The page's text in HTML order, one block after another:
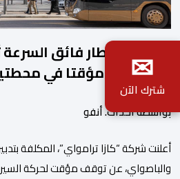
أشغال القطار فائق
الباصواي" مؤقتا في
بواسطة أحداث. أنفو
أعلنت شركة “كازا ترامواي”، المكلفة
والباصواي، عن توقف مؤقت لحركة
✉
شترك الآن